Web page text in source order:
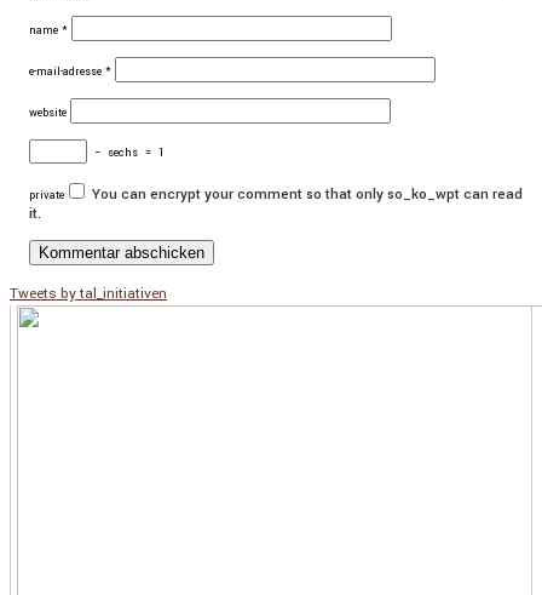
name *
e-mail-adresse *
website
− sechs = 1
private
You can encrypt your comment so that only so_ko_wpt can read
it.
Tweets by tal_initiativen